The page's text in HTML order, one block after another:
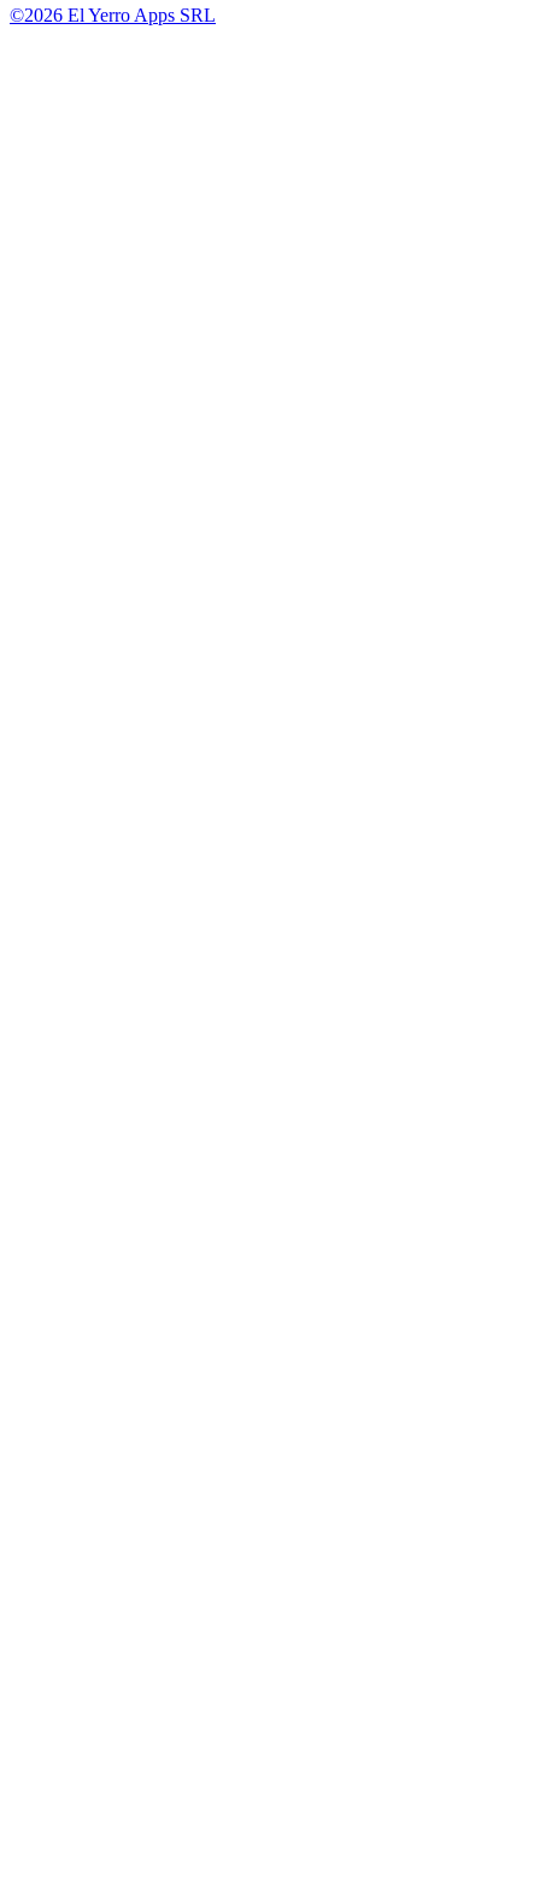
©2026 El Yerro Apps SRL